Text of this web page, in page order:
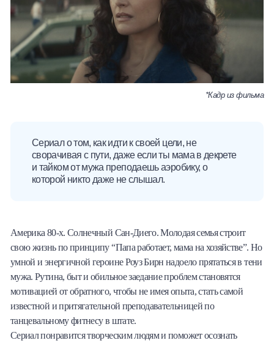
Карта КАКТУС
Продукты для Бизнеса
*Кадр из фильма
Сериал о том, как идти к своей цели, не
сворачивая с пути, даже если ты мама в декрете
и тайком от мужа преподаешь аэробику, о
которой никто даже не слышал.
Америка 80-х. Солнечный Сан-Диего. Молодая семья строит
свою жизнь по принципу “Папа работает, мама на хозяйстве”. Но
умной и энергичной героине Роуз Бирн надоело прятаться в тени
мужа. Рутина, быт и обильное заедание проблем становятся
мотивацией от обратного, чтобы не имея опыта, стать самой
известной и притягательной преподавательницей по
танцевальному фитнесу в штате.
Сериал понравится творческим людям и поможет осознать